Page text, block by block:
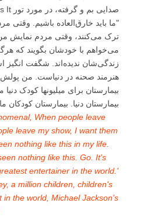
"ما باید خارق‌العاده باشیم. وقتی
ترک می‌کنند، وقتی مردم نمایش
می‌خواهم با خودشان بگویند که
زندگی‌شان ندیده‌اند. شگفت انگیز
هنرمند صحنه در دنیاست. من پولش
بیمارستان برای میلیونها کودک
بیمارستان دنیا. بیمارستان
When people leave
leave my show, I want them
nothing like this in my life.
nothing like this. Go. It's
entertainer in the world.'
a million children, children's
in the world, Michael Jackson's